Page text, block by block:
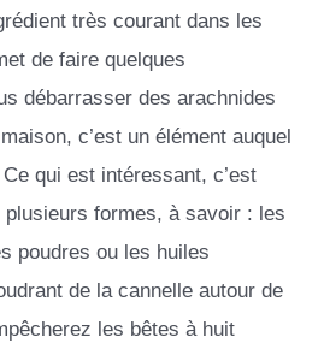
très courant dans les
de faire quelques
débarrasser des arachnides
c’est un élément auquel
qui est intéressant, c’est
plusieurs formes, à savoir : les
poudres ou les huiles
de la cannelle autour de
les bêtes à huit